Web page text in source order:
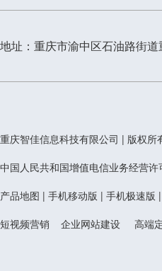
让客户喜欢
地址：重庆市渝中区石油路街
重庆智佳信息科技有限公司 | 版权所
中国人民共和国增值电信业务经营
产品地图 | 手机移动版 | 手机极速
短视频营销 企业网站建设 高